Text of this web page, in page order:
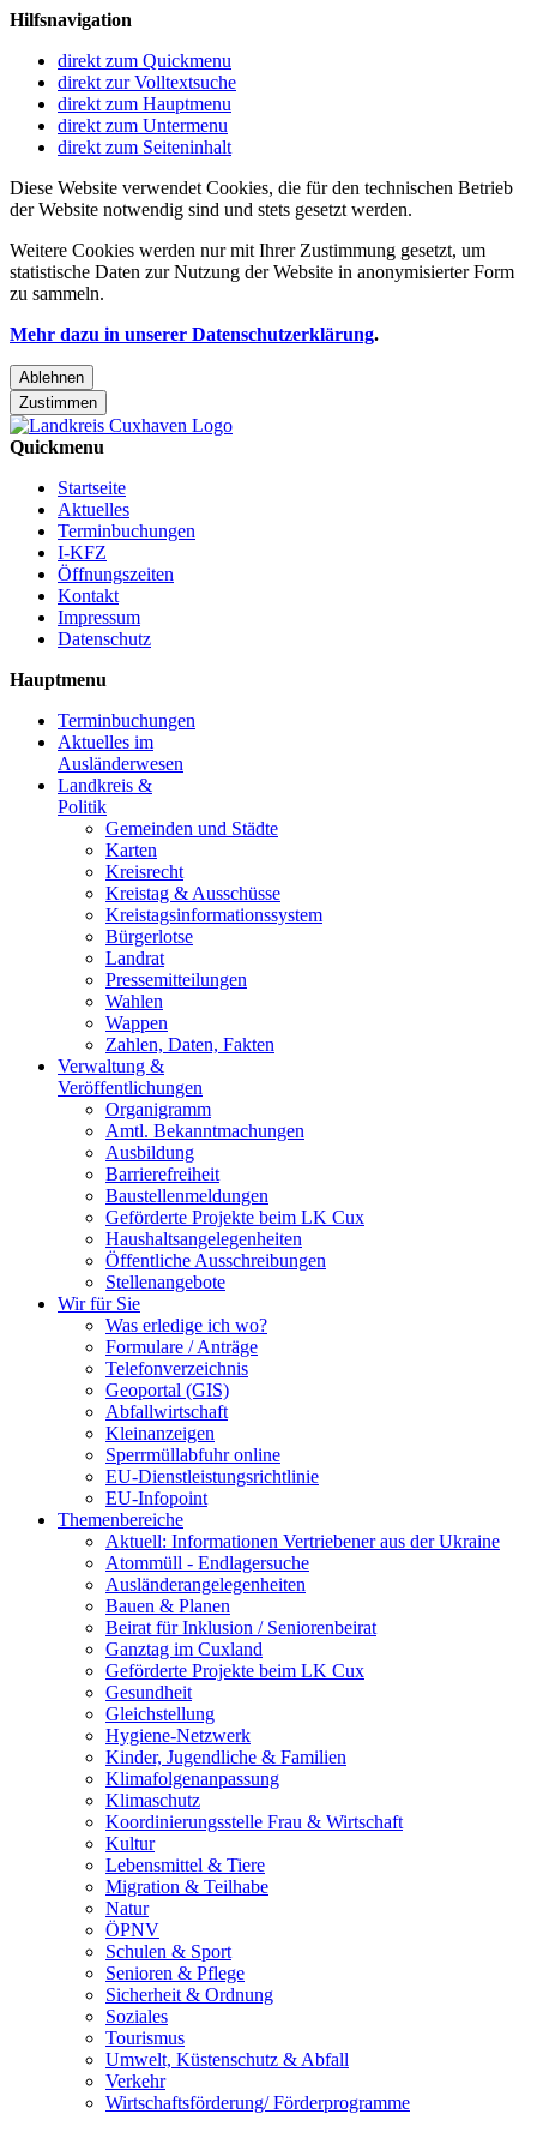
Hilfsnavigation
direkt zum Quickmenu
direkt zur Volltextsuche
direkt zum Hauptmenu
direkt zum Untermenu
direkt zum Seiteninhalt
Diese Website verwendet Cookies, die für den technischen Betrieb
der Website notwendig sind und stets gesetzt werden.
Weitere Cookies werden nur mit Ihrer Zustimmung gesetzt, um
statistische Daten zur Nutzung der Website in anonymisierter Form
zu sammeln.
Mehr dazu in unserer Datenschutzerklärung.
Ablehnen
Zustimmen
Quickmenu
Startseite
Aktuelles
Terminbuchungen
I-KFZ
Öffnungszeiten
Kontakt
Impressum
Datenschutz
Hauptmenu
Terminbuchungen
Aktuelles im
Ausländerwesen
Landkreis &
Politik
Gemeinden und Städte
Karten
Kreisrecht
Kreistag & Ausschüsse
Kreistagsinformationssystem
Bürgerlotse
Landrat
Pressemitteilungen
Wahlen
Wappen
Zahlen, Daten, Fakten
Verwaltung &
Veröffentlichungen
Organigramm
Amtl. Bekanntmachungen
Ausbildung
Barrierefreiheit
Baustellenmeldungen
Geförderte Projekte beim LK Cux
Haushaltsangelegenheiten
Öffentliche Ausschreibungen
Stellenangebote
Wir für Sie
Was erledige ich wo?
Formulare / Anträge
Telefonverzeichnis
Geoportal (GIS)
Abfallwirtschaft
Kleinanzeigen
Sperrmüllabfuhr online
EU-Dienstleistungsrichtlinie
EU-Infopoint
Themenbereiche
Aktuell: Informationen Vertriebener aus der Ukraine
Atommüll - Endlagersuche
Ausländerangelegenheiten
Bauen & Planen
Beirat für Inklusion / Seniorenbeirat
Ganztag im Cuxland
Geförderte Projekte beim LK Cux
Gesundheit
Gleichstellung
Hygiene-Netzwerk
Kinder, Jugendliche & Familien
Klimafolgenanpassung
Klimaschutz
Koordinierungsstelle Frau & Wirtschaft
Kultur
Lebensmittel & Tiere
Migration & Teilhabe
Natur
ÖPNV
Schulen & Sport
Senioren & Pflege
Sicherheit & Ordnung
Soziales
Tourismus
Umwelt, Küstenschutz & Abfall
Verkehr
Wirtschaftsförderung/ Förderprogramme